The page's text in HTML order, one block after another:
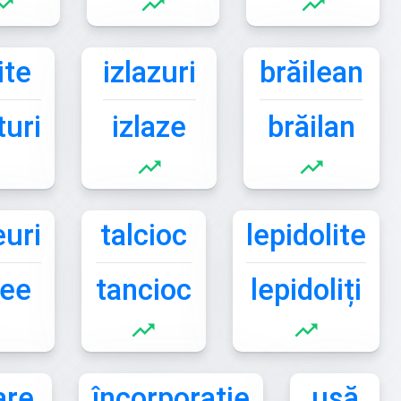
izlazuri
izlaze
trending_up
brăilean
brăilan
trending_up
talcioc
tancioc
trending_up
lepidolite
lepidoliți
trending_up